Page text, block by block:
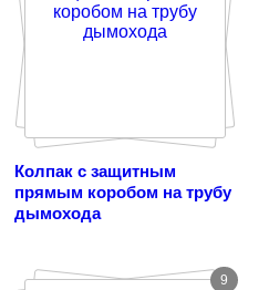
Колпак с защитным
прямым коробом на трубу
дымохода
9